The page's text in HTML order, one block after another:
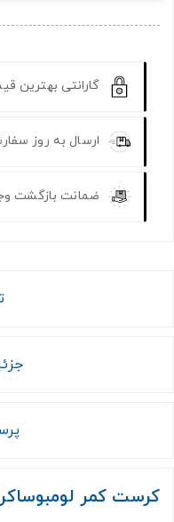
گارانتی بهترین
ارسال به روز
ضمانت بازگشت
کرست کمر